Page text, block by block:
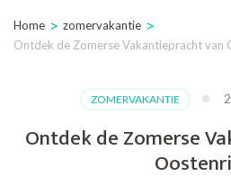
Home > zomervakantie >
Ontdek de Zomerse Vakantiepracht van
ZOMERVAKANTIE
Ontdek de Zomerse